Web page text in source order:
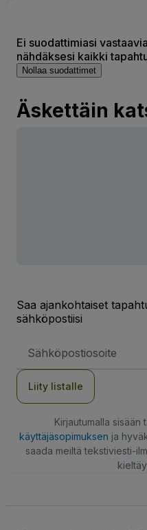
Ei suodattimiasi
nähdäksesi kaikki
Nollaa suodattimet
Äskettäin
Saa ajankohtaiset
sähköpostiisi
Liity listalle
Kirjautumalla sisään
käyttäjäsopimuksen ja
saada meiltä tekstiviesti-